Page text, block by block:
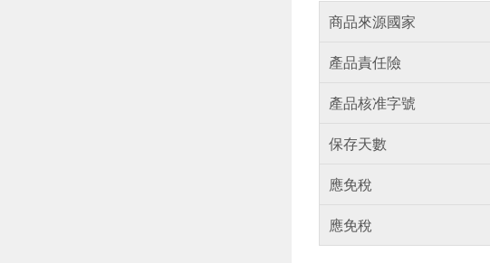
商品來源國家
產品責任險
產品核准字號
保存天數
應免稅
應免稅